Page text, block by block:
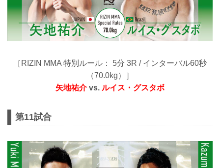
［RIZIN MMA 特別ルール： 5分 3R / インターバル60秒
（70.0kg）］
矢地祐介vs. ルイス・グスタボ
第11試合